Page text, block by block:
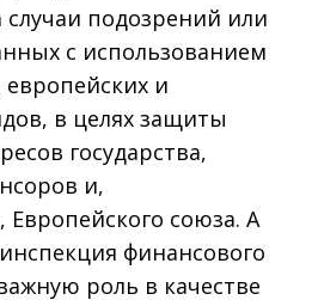
случаи подозрений или
с использованием
европейских и
в целях защиты
государства,
и,
Европейского союза. А
финансового
роль в качестве